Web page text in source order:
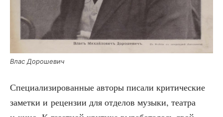
Влас Доро­ше­вич
Спе­ци­а­ли­зи­ро­ван­ные авто­ры писа­ли кри­ти­че­ские
замет­ки и рецен­зии для отде­лов музы­ки, теат­ра